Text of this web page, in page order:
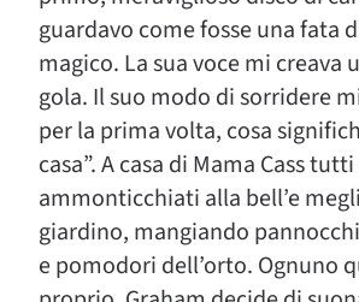
guardavo come fosse una fata
magico. La sua voce mi creava
gola. Il suo modo di sorridere
per la prima volta, cosa
casa”. A casa di Mama Cass
ammonticchiati alla bell’e
giardino, mangiando
e pomodori dell’orto. Ognuno